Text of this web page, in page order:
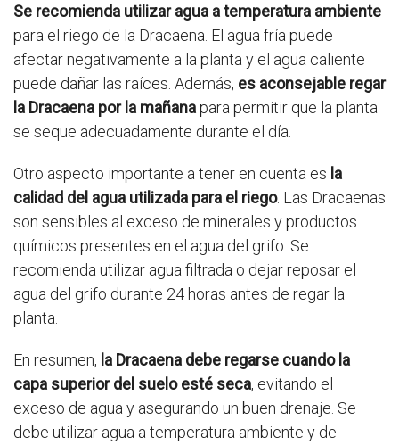
Se recomienda utilizar agua a temperatura ambiente
para el riego de la Dracaena. El agua fría puede
afectar negativamente a la planta y el agua caliente
puede dañar las raíces. Además, es aconsejable regar
la Dracaena por la mañanapara permitir que la planta
se seque adecuadamente durante el día.
Otro aspecto importante a tener en cuenta es la
calidad del agua utilizada para el riego. Las Dracaenas
son sensibles al exceso de minerales y productos
químicos presentes en el agua del grifo. Se
recomienda utilizar agua filtrada o dejar reposar el
agua del grifo durante 24 horas antes de regar la
planta.
En resumen, la Dracaena debe regarse cuando la
capa superior del suelo esté seca, evitando el
exceso de agua y asegurando un buen drenaje. Se
debe utilizar agua a temperatura ambiente y de